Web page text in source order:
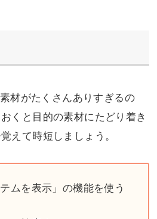
材がたくさんありすぎるの
くと目的の素材にたどり着き
えて時短しましょう。
ムを表示」の機能を使う